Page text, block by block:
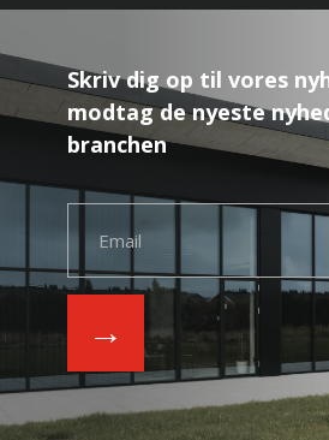
Skriv dig op til vores
modtag de nyeste
branchen
→